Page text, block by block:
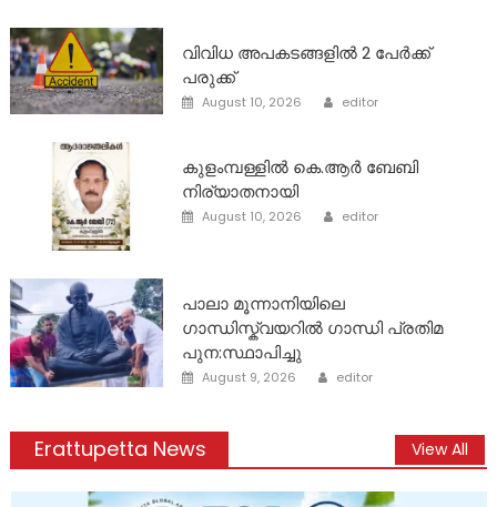
വിവിധ അപകടങ്ങളിൽ 2 പേർക്ക്
പരുക്ക്
Posted
August 10, 2026 Author
editor
കുളംമ്പള്ളിൽ കെ.ആർ ബേബി
നിര്യാതനായി
Posted
August 10, 2026 Author
editor
പാലാ മൂന്നാനിയിലെ
ഗാന്ധിസ്ക്വയറിൽ ഗാന്ധി പ്രതിമ
പുന:സ്ഥാപിച്ചു
Posted
August 9, 2026 Author
editor
Erattupetta News View All